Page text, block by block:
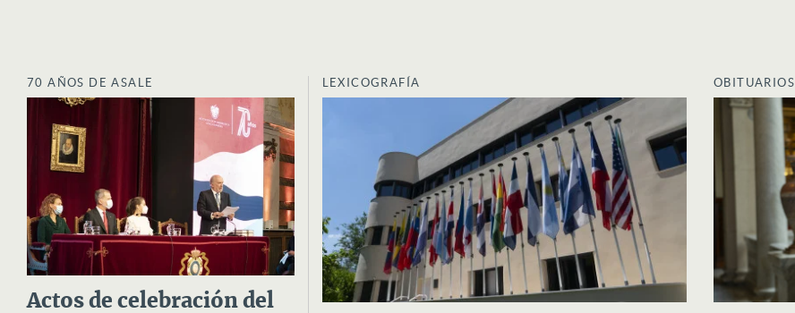
70 AÑOS DE ASALE
Actos de celebración del
LEXICOGRAFÍA OBITUARIOS